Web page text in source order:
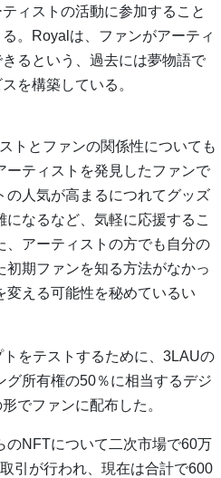
ィストの活動に参加すること
。Royalは、ファンがアーティ
るという、過去には夢物語で
を構築している。
トとファンの関係性についても
ーティストを発見したファンで
の人気が高まるにつれてグッズ
なるなど、気軽に応援するこ
、アーティストの方でも自分の
期ファンを知る方法がなかっ
える可能性を秘めているい
をテストするために、3LAUの
グ所有権の50％に相当するデジ
でファンに配布した。
のNFTについて二次市場で60万
引が行われ、現在は合計で600